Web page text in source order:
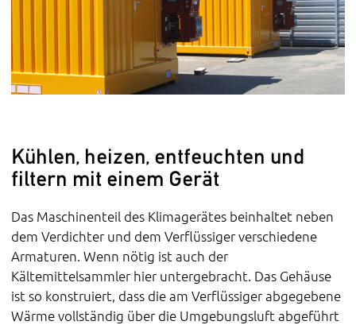
Kühlen, heizen, entfeuchten und
filtern mit einem Gerät
Das Maschinenteil des Klimagerätes beinhaltet neben
dem Verdichter und dem Verflüssiger verschiedene
Armaturen. Wenn nötig ist auch der
Kältemittelsammler hier untergebracht. Das Gehäuse
ist so konstruiert, dass die am Verflüssiger abgegebene
Wärme vollständig über die Umgebungsluft abgeführt